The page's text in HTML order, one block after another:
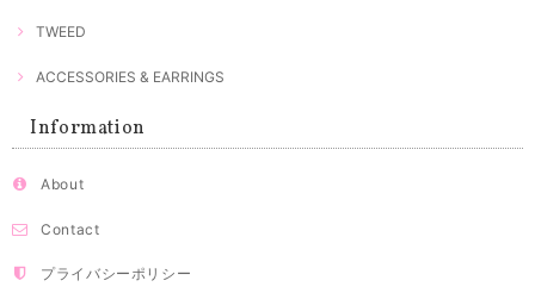
TWEED
ACCESSORIES & EARRINGS
Information
About
Contact
プライバシーポリシー